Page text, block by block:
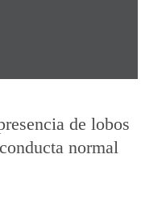
de lobos
normal